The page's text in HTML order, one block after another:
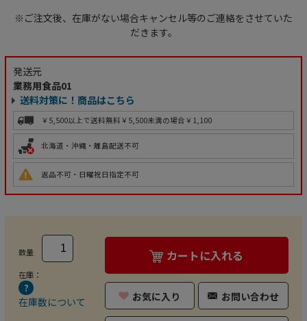
※ご注文後、在庫がない場合キャンセル等のご連絡をさせていた
だきます。
発送元
業務用食品01
送料対策に！商品はこちら
￥5,500以上で送料無料 ￥5,500未満の場合￥1,100
北海道・沖縄・離島配送不可
返品不可・日曜祝日指定不可
数量
在庫：
在庫数について
カートに入れる
お気に入り お問い合わせ